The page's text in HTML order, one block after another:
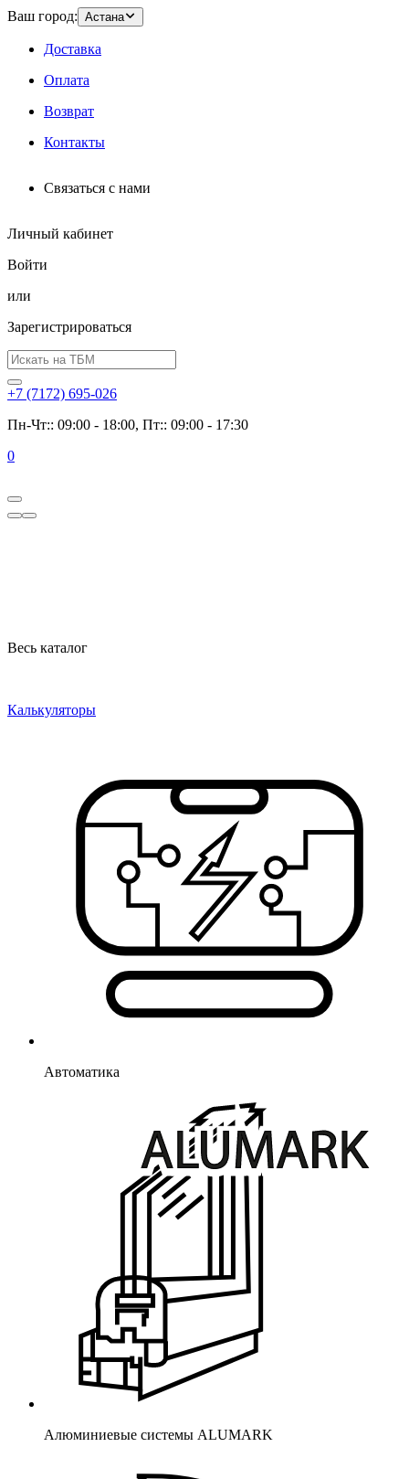
Ваш город: Астана
Доставка
Оплата
Возврат
Контакты
Связаться с нами
Личный кабинет
Войти
или
Зарегистрироваться
+7 (7172) 695-026
Пн-Чт:: 09:00 - 18:00, Пт:: 09:00 - 17:30
0
Весь каталог
Калькуляторы
Автоматика
Алюминиевые системы ALUMARK